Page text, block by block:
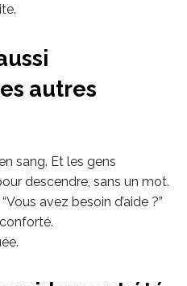
autres
sang. Et les gens
descendre, sans un mot.
avez besoin d’aide ?”